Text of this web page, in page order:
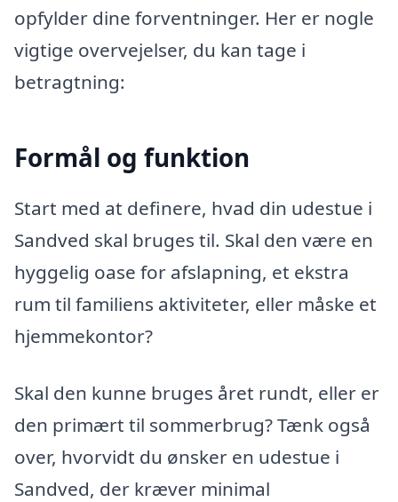
opfylder dine forventninger. Her er nogle
vigtige overvejelser, du kan tage i
betragtning:
Formål og funktion
Start med at definere, hvad din udestue i
Sandved skal bruges til. Skal den være en
hyggelig oase for afslapning, et ekstra
rum til familiens aktiviteter, eller måske et
hjemmekontor?
Skal den kunne bruges året rundt, eller er
den primært til sommerbrug? Tænk også
over, hvorvidt du ønsker en udestue i
Sandved, der kræver minimal